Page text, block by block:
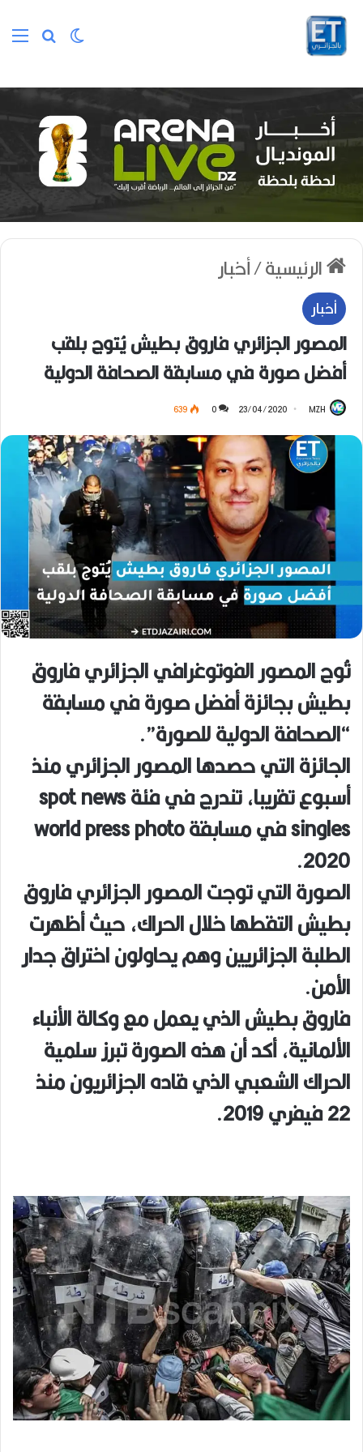
بحث عن
الوضع المظلم
الرئيسية/أخبار
أخبار
المصور الجزائري فاروق بطيش يُتوج بلقب
أفضل صورة في مسابقة الصحافة الدولية
MZH
23/04/2020
0
639
تُوج المصور الفوتوغرافي الجزائري فاروق
بطيش بجائزة أفضل صورة في مسابقة
“الصحافة الدولية للصورة”.
الجائزة التي حصدها المصور الجزائري منذ
أسبوع تقريبا، تندرج في فئة spot news
singles في مسابقة world press photo
2020.
الصورة التي توجت المصور الجزائري فاروق
بطيش التقطها خلال الحراك، حيث أظهرت
الطلبة الجزائريين وهم يحاولون اختراق جدار
الأمن.
فاروق بطيش الذي يعمل مع وكالة الأنباء
الألمانية، أكد أن هذه الصورة تبرز سلمية
الحراك الشعبي الذي قاده الجزائريون منذ
22 فيفري 2019.